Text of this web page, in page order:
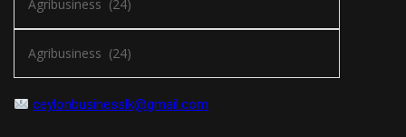
ceylonbusinesslk@gmail.com